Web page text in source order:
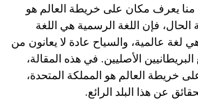
منا يعرف مكان على خريطة العالم هو
الحال، فإن اللغة الرسمية هي اللغة
هي لغة عالمية، والسياح عادة لا يعانون من
الأصليين. في هذه المقالة،
العالم هو المملكة المتحدة،
عن هذا البلد الرائع.